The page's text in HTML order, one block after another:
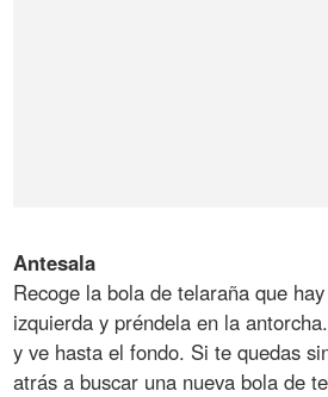
Antesala
Recoge la bola de telaraña que
izquierda y préndela en la
y ve hasta el fondo. Si te quedas
atrás a buscar una nueva bola de